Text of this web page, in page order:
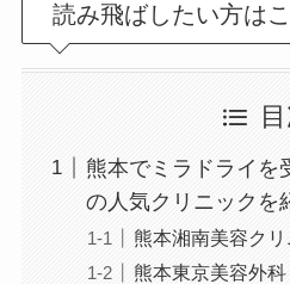
読み飛ばしたい方は
熊本でミラドライを
の人気クリニックを
熊本湘南美容クリ
熊本東京美容外科